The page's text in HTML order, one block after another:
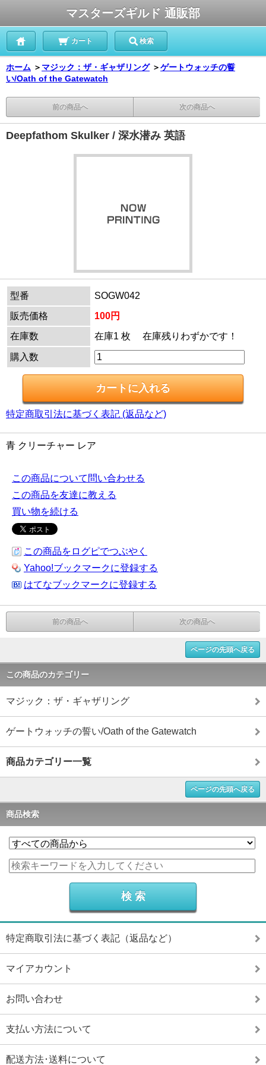
マスターズギルド 通販部
カート 検索
ホーム ＞ マジック：ザ・ギャザリング ＞ゲートウォッチの誓
い/Oath of the Gatewatch
前の商品へ 次の商品へ
Deepfathom Skulker / 深水潜み 英語
型番
SOGW042
販売価格
100円
在庫数
在庫1 枚 在庫残りわずかです！
購入数
特定商取引法に基づく表記 (返品など)
青 クリーチャー レア
この商品について問い合わせる
この商品を友達に教える
買い物を続ける
この商品をログピでつぶやく
Yahoo!ブックマークに登録する
はてなブックマークに登録する
前の商品へ 次の商品へ
ページの先頭へ戻る
この商品のカテゴリー
マジック：ザ・ギャザリング
ゲートウォッチの誓い/Oath of the Gatewatch
商品カテゴリー一覧
ページの先頭へ戻る
商品検索
特定商取引法に基づく表記（返品など）
マイアカウント
お問い合わせ
支払い方法について
配送方法･送料について